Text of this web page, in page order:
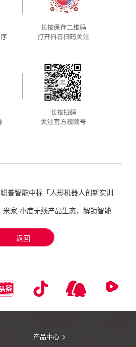
能中标「人形机器人创新实训平台」项目！
·小度无线产品生态，解锁智能场景∞种可能…
返回
产品中心